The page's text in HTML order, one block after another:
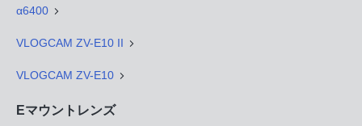
α6400
VLOGCAM ZV-E10 II
VLOGCAM ZV-E10
Eマウントレンズ